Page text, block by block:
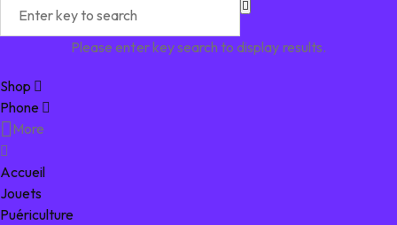
Please enter key search to display results.
Shop
Phone
More
Accueil
Jouets
Puériculture